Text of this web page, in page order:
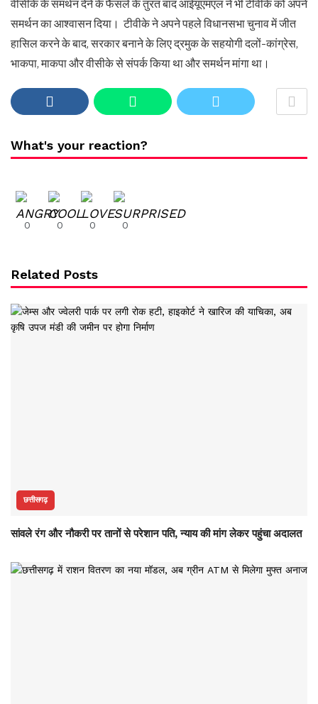
वीसीके के समर्थन देने के फैसले के तुरंत बाद आईयूएमएल ने भी टीवीके को अपने
समर्थन का आश्वासन दिया। टीवीके ने अपने पहले विधानसभा चुनाव में जीत
हासिल करने के बाद, सरकार बनाने के लिए द्रमुक के सहयोगी दलों-कांग्रेस,
भाकपा, माकपा और वीसीके से संपर्क किया था और समर्थन मांगा था।
What's your reaction?
0 0 0 0
Related Posts
छत्तीसगढ़
सांवले रंग और नौकरी पर तानों से परेशान पति, न्याय की मांग लेकर पहुंचा अदालत